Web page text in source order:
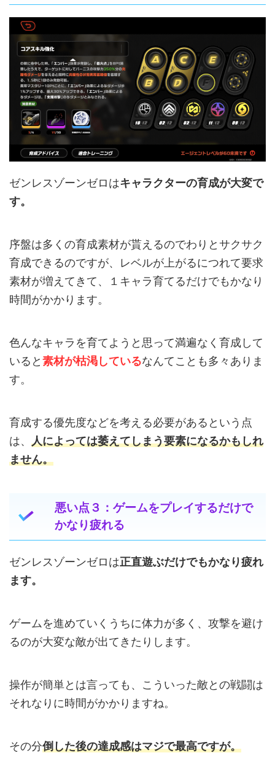
ゼンレスゾーンゼロはキャラクターの育成が大変で
す。
序盤は多くの育成素材が貰えるのでわりとサクサク
育成できるのですが、レベルが上がるにつれて要求
素材が増えてきて、１キャラ育てるだけでもかなり
時間がかかります。
色んなキャラを育てようと思って満遍なく育成して
いると素材が枯渇しているなんてことも多々ありま
す。
育成する優先度などを考える必要があるという点
は、 人によっては萎えてしまう要素になるかもしれ
ません。
悪い点３：ゲームをプレイするだけで
かなり疲れる
ゼンレスゾーンゼロは正直遊ぶだけでもかなり疲れ
ます。
ゲームを進めていくうちに体力が多く、攻撃を避け
るのが大変な敵が出てきたりします。
操作が簡単とは言っても、こういった敵との戦闘は
それなりに時間がかかりますね。
その分倒した後の達成感はマジで最高ですが。